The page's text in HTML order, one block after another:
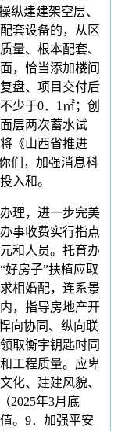
纵建建架空层、
套设备的，从区
量、根本配套、
，恰当添加楼间
盘、项目交付后
少于0．1㎡；创
层两次蓄水试
《山西省推进
们，加强消息科
入和。
理，进一步完美
事收费实行指点
和人员。托育办
好房子”扶植应取
相婚配，连系景
，指导房地产开
向协同、纵向联
取衡宇钥匙时同
工程质量。应卑
化、建建风貌、
2025年3月底
。9．加强平安